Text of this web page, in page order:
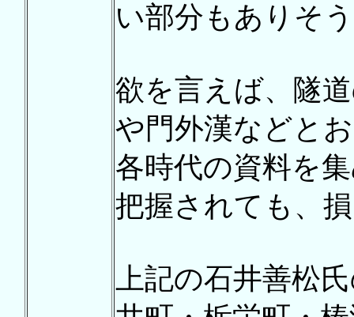
い部分もありそ
欲を言えば、隧
や門外漢などと
各時代の資料を
把握されても、
上記の石井善松